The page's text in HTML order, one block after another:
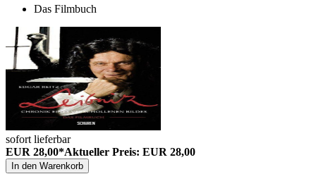
Das Filmbuch
sofort lieferbar
EUR 28,00*Aktueller Preis: EUR 28,00
In den Warenkorb